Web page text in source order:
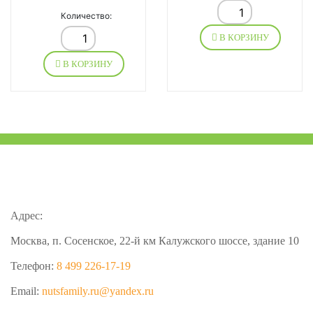
Количество:
В КОРЗИНУ
В КОРЗИНУ
Адрес:
Москва, п. Сосенское, 22-й км Калужского шоссе, здание 10
Телефон: 8 499 226-17-19
Email: nutsfamily.ru@yandex.ru